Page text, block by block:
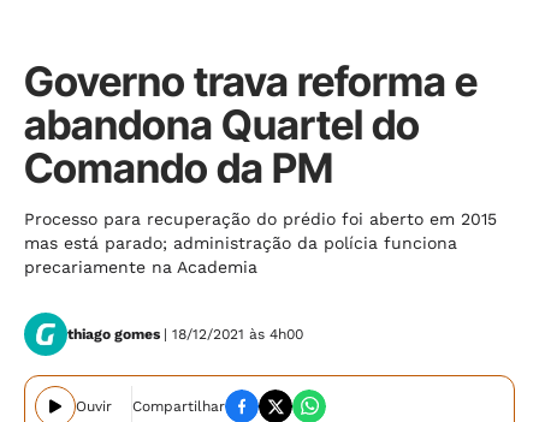
Governo trava reforma e
abandona Quartel do
Comando da PM
Processo para recuperação do prédio foi aberto em 2015
mas está parado; administração da polícia funciona
precariamente na Academia
thiago gomes | 18/12/2021 às 4h00
Ouvir Compartilhar